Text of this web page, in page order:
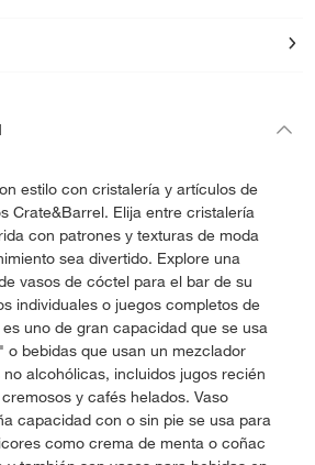
estilo con cristalería y artículos de
Crate&Barrel. Elija entre cristalería
con patrones y texturas de moda
sea divertido. Explore una
vasos de cóctel para el bar de su
individuales o juegos completos de
uno de gran capacidad que se usa
o bebidas que usan un mezclador
alcohólicas, incluidos jugos recién
y cafés helados. Vaso
capacidad con o sin pie se usa para
como crema de menta o coñac